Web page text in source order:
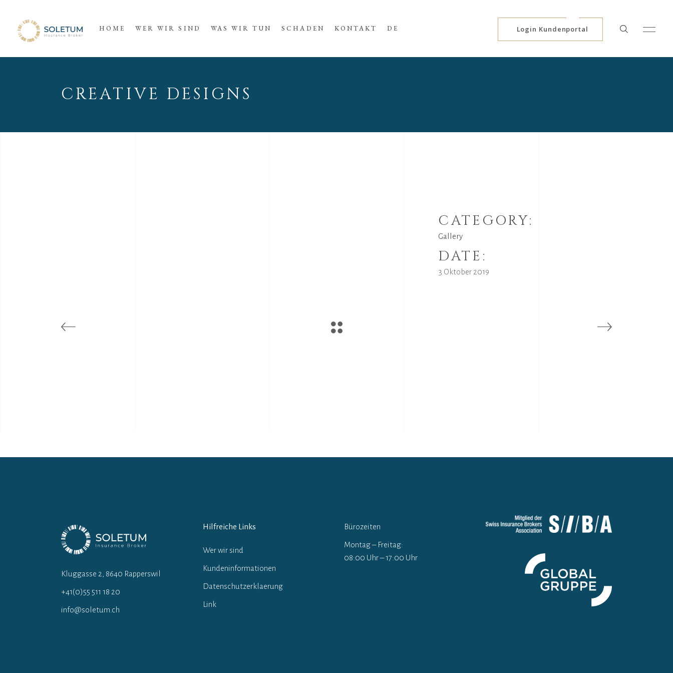
HOME WER WIR SIND WAS WIR TUN SCHADEN KONTAKT DE Login Kundenportal
CREATIVE DESIGNS
CATEGORY:
Gallery
DATE:
3 Oktober 2019
Kluggasse 2, 8640 Rapperswil
+41(0)55 511 18 20
info@soletum.ch
Hilfreiche Links
Wer wir sind
Kundeninformationen
Datenschutzerklaerung
Link
Bürozeiten
Montag – Freitag:
08:00 Uhr – 17:00 Uhr